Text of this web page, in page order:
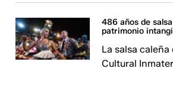
486 años de
patrimonio
La salsa
Cultural